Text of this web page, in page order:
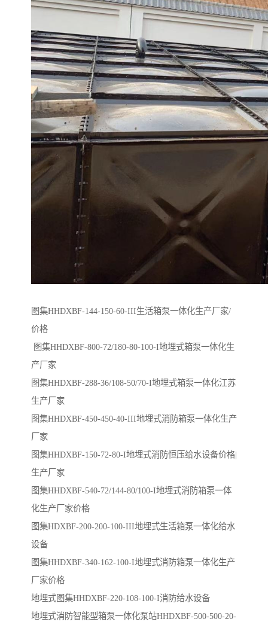
图集HHDXBF-144-150-60-III生活箱泵一体化生产厂家/
价格
图集HHDXBF-800-72/180-80-100-I地埋式箱泵一体化生
产厂家
图集HHDXBF-288-36/108-50/70-I地埋式箱泵一体化江苏
生产厂家
图集HHDXBF-450-450-40-III地埋式消防箱泵一体化生产
厂家
图集HHDXBF-150-72-80-I地埋式消防恒压给水设备价格|
生产厂家
图集HHDXBF-540-72/144-80/100-I地埋式消防箱泵一体
化生产厂家价格
图集HDXBF-200-200-100-III地埋式生活箱泵一体化给水
设备
图集HHDXBF-340-162-100-I地埋式消防箱泵一体化生产
厂家价格
地埋式图集HHDXBF-220-108-100-I消防给水设备
地埋式消防智能型箱泵一体化泵站HHDXBF-500-500-20-